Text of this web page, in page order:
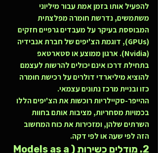
להפעיל אותו בזמן אמת עבור מיליוני
משתמשים, נדרשת חומרה מפלצתית
המבוססת בעיקר על מעבדים גרפיים חזקים
(
GPUs), דוגמת הצ'יפים של חברת אנבידיה
(Nvidia). ארגון ממוצע או סטארטאפ
בתחילת דרכו אינם יכולים להרשות לעצמם
להוציא מיליארדי דולרים על רכישת חומרה
כזו ובניית מרכז נתונים עצמאי.
ההייפר-סקיילריות רוכשות את הצ'יפים הללו
בכמויות מסחריות, מציבות אותם בחוות
השרתים שלהן, ומזכירות את כוח המחשוב
הזה לפי שעה או לפי דקה.
2. מודלים כשירות (Models as a